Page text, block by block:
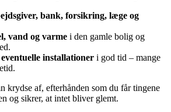
bank, forsikring, læge og
vand og varme i den gamle bolig og
installationer i god tid – mange
krydse af, efterhånden som du får tingene
og sikrer, at intet bliver glemt.